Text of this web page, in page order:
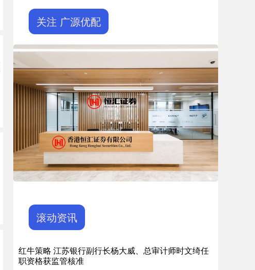
关注 广源优配
滚动资讯
正好配资 这张老照片里，定格的是张雪峰老师与妻子
李丽婧多年前的美好时光。 镜头